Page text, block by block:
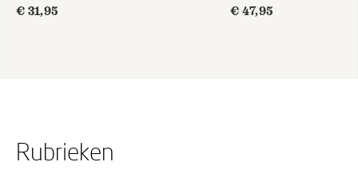
€ 31,95
€ 47,95
Rubrieken